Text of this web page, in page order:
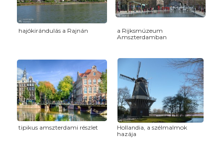
hajókirándulás a Rajnán
a Rijksmúzeum
Amszterdamban
tipikus amszterdami részlet
Hollandia, a szélmalmok
hazája